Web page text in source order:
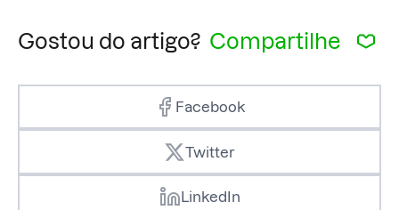
Gostou do artigo? Compartilhe
Facebook
Twitter
LinkedIn